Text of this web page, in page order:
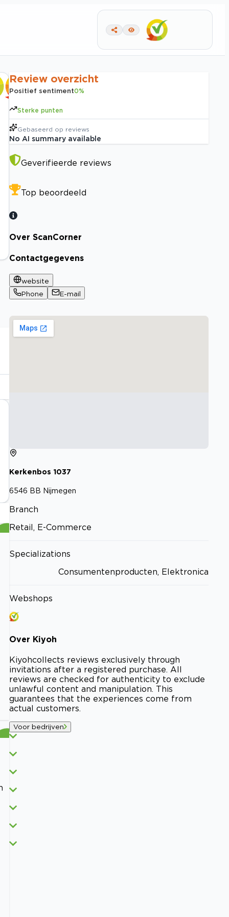
Review overzicht
Positief sentiment0%
Sterke punten
Gebaseerd op reviews
No AI summary available
Geverifieerde reviews
Top beoordeeld
Over ScanCorner
Contactgegevens
website
Phone
E-mail
Kerkenbos 1037
6546 BB Nijmegen
Branch
Retail, E-Commerce
Specializations
Consumentenproducten, Elektronica
Webshops
Over Kiyoh
Kiyohcollects reviews exclusively through
invitations after a registered purchase. All
reviews are checked for authenticity to exclude
unlawful content and manipulation. This
guarantees that the experiences come from
actual customers.
Voor bedrijven